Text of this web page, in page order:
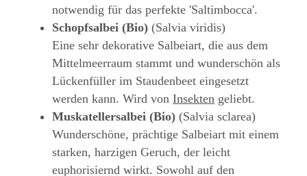
notwendig für das perfekte 'Saltimbocca'.
Schopfsalbei (Bio) (Salvia viridis)
Eine sehr dekorative Salbeiart, die aus dem
Mittelmeerraum stammt und wunderschön als
Lückenfüller im Staudenbeet eingesetzt
werden kann. Wird von Insekten geliebt.
Muskatellersalbei (Bio) (Salvia sclarea)
Wunderschöne, prächtige Salbeiart mit einem
starken, harzigen Geruch, der leicht
euphorisiernd wirkt. Sowohl auf den